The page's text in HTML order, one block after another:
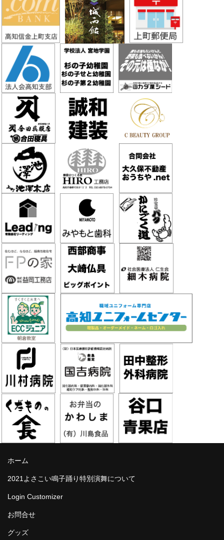
ホーム
2021よさこい鳴子踊り特別演舞について
Login Customizer
お問合せ
グッズ